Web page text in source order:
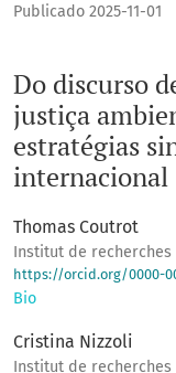
Do discurso
justiça
estratégias
internacional
Publicado 2025-11-01
Thomas Coutrot
Institut de
https://orcid.org/0000-
Bio
Cristina Nizzoli
Institut de